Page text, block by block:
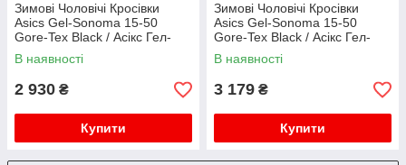
Зимові Чоловічі Кросівки
Asics Gel-Sonoma 15-50
Gore-Tex Black / Асікс Гел-
Сонома 15-50 Гор Текс Чорні
В наявності
2 930 ₴
Купити
Зимові Чоловічі Кросівки
Asics Gel-Sonoma 15-50
Gore-Tex Black / Асікс Гел-
Сонома 15-50 Гор Текс Чорні
В наявності
3 179 ₴
Купити